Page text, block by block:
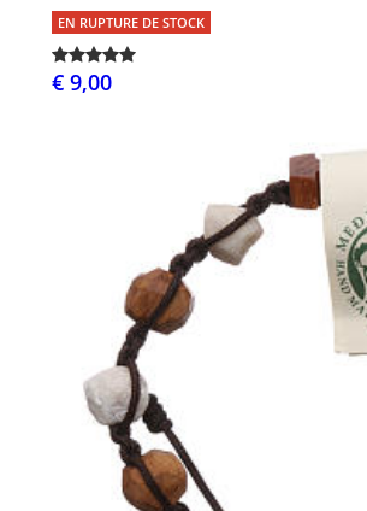
EN RUPTURE DE STOCK
€ 9,00